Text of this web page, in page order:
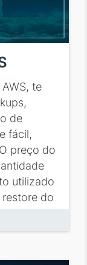
te
de
fácil,
preço do
utilizado
do